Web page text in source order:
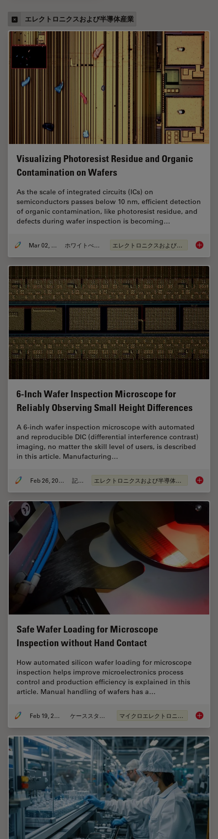
エレクトロニクスおよび半導体産業
Visualizing Photoresist Residue and Organic
Contamination on Wafers
As the scale of integrated circuits (ICs) on
semiconductors passes below 10 nm, efficient detection
of organic contamination, like photoresist residue, and
defects during wafer inspection is becoming…
Mar 02, 2026 ホワイトぺーパー エレクトロニクスおよび半導体産業
6-Inch Wafer Inspection Microscope for
Reliably Observing Small Height Differences
A 6-inch wafer inspection microscope with automated
and reproducible DIC (differential interference contrast)
imaging, no matter the skill level of users, is described
in this article. Manufacturing…
Feb 26, 2026 記事 エレクトロニクスおよび半導体産業 6-Inch
Safe Wafer Loading for Microscope
Inspection without Hand Contact
How automated silicon wafer loading for microscope
inspection helps improve microelectronics process
control and production efficiency is explained in this
article. Manual handling of wafers has a…
Feb 19, 2026 ケーススタディ マイクロエレクトロニクス Safe